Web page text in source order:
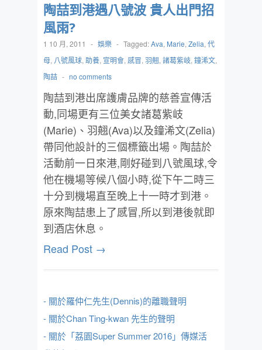
陶喆到港遇八號波 貴人出門招
風雨?
1 10 月, 2011 - 娛樂 - Tagged:Ava, Marie, Zelia, 代
母, 八號風球, 助養, 宣明會, 感冒, 羽翹, 諸葛紫岐, 鐘浠文,
陶喆 - no comments
陶喆到港出席護膚品牌的慈善宣傳活
動,同場更有三位美女諸葛紫岐
(Marie)、羽翹(Ava)以及鐘浠文(Zelia)
帶同他設計的三個標籤出場。陶喆於
活動前一日來港,剛好碰到八號風球,令
他在機場等候八個小時,從下午二時三
十分到機場直至晚上十一時才到港。
原來陶喆患上了感冒,所以到港後就即
到酒店休息。
Read Post →
- 關於羅仲仁先生(Dennis)的離職聲明
- 關於Chan Ting-kwan 先生的聲明
- 關於「荔園Super Summer 2016」傳媒活